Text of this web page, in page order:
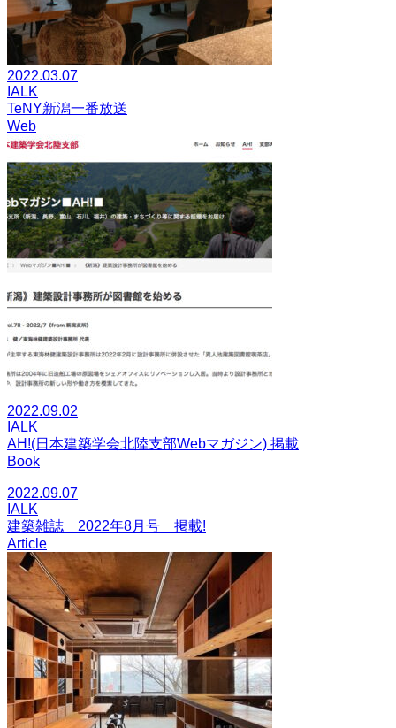
2022.03.07
IALK
TeNY新潟一番放送
Web
2022.09.02
IALK
AH!(日本建築学会北陸支部Webマガジン) 掲載
Book
2022.09.07
IALK
建築雑誌 2022年8月号 掲載!
Article